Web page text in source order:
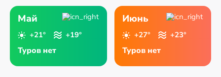
Май
+21° +19°
Туров нет
Июнь
+27° +23°
Туров нет